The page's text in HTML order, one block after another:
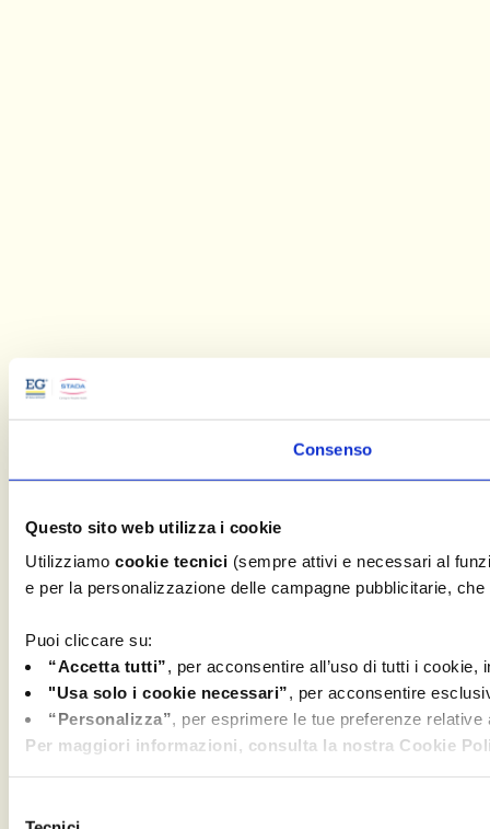
Consenso
Questo sito web utilizza i cookie
Utilizziamo cookie tecnici (sempre attivi e necessari al
e per la personalizzazione delle campagne pubblicitarie,
Puoi cliccare su:
“Accetta tutti”, per acconsentire all’uso di tutti i
"Usa solo i cookie necessari”, per acconsentire
“Personalizza”, per esprimere le tue preferenze
Per maggiori informazioni, consulta la nostra Cookie